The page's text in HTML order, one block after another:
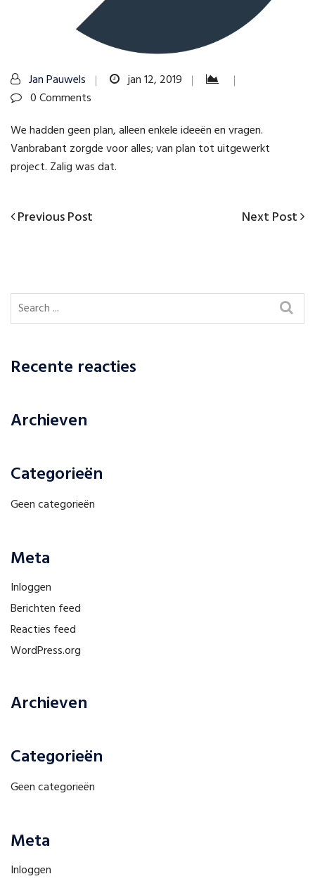
Jan Pauwels
jan 12, 2019
0 Comments
We hadden geen plan, alleen enkele ideeën en vragen.
Vanbrabant zorgde voor alles; van plan tot uitgewerkt
project. Zalig was dat.
Bericht
Previous
Previous Post
Next
Next Post
Recente reacties
Archieven
Categorieën
Geen categorieën
Meta
Inloggen
Berichten feed
Reacties feed
WordPress.org
Archieven
Categorieën
Geen categorieën
Meta
Inloggen